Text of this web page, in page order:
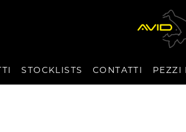
STOCKLISTS CONTATTI PEZZI